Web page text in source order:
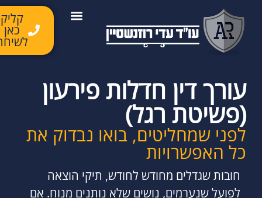
קליק
כאן
חובות שגדלים מחודש לחודש, תיקי הוצאה
לפועל שנערמים, נושים שלא נותנים מנוח. אם
לפני שמחליטים, בואו נבדוק את
כל האפשרויות
עורך דין חדלות פירעון
(פשיטת רגל)